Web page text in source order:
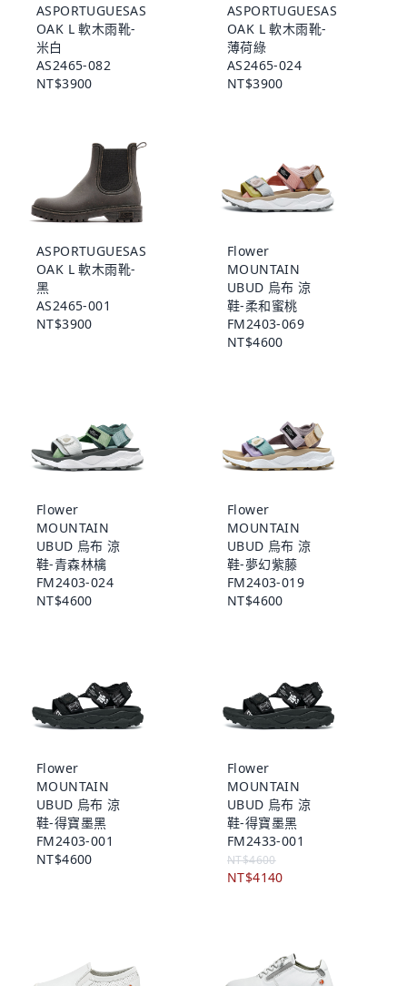
ASPORTUGUESAS
OAK L 軟木雨靴-
米白
AS2465-082
NT$3900
ASPORTUGUESAS
OAK L 軟木雨靴-
薄荷綠
AS2465-024
NT$3900
ASPORTUGUESAS
OAK L 軟木雨靴-
黑
AS2465-001
NT$3900
Flower
MOUNTAIN
UBUD 烏布 涼
鞋-柔和蜜桃
FM2403-069
NT$4600
Flower
MOUNTAIN
UBUD 烏布 涼
鞋-青森林檎
FM2403-024
NT$4600
Flower
MOUNTAIN
UBUD 烏布 涼
鞋-夢幻紫藤
FM2403-019
NT$4600
Flower
MOUNTAIN
UBUD 烏布 涼
鞋-得寶墨黑
FM2403-001
NT$4600
Flower
MOUNTAIN
UBUD 烏布 涼
鞋-得寶墨黑
FM2433-001
NT$4600
NT$4140